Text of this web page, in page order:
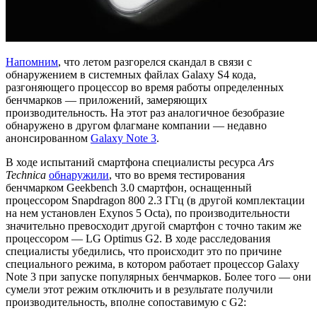
Напомним, что летом разгорелся скандал в связи с
обнаружением в системных файлах Galaxy S4 кода,
разгоняющего процессор во время работы определенных
бенчмарков — приложений, замеряющих
производительность. На этот раз аналогичное безобразие
обнаружено в другом флагмане компании — недавно
анонсированном Galaxy Note 3.
В ходе испытаний смартфона специалисты ресурса Ars
Technica обнаружили, что во время тестирования
бенчмарком Geekbench 3.0 смартфон, оснащенный
процессором Snapdragon 800 2.3 ГГц (в другой комплектации
на нем установлен Exynos 5 Octa), по производительности
значительно превосходит другой смартфон с точно таким же
процессором — LG Optimus G2. В ходе расследования
специалисты убедились, что происходит это по причине
специального режима, в котором работает процессор Galaxy
Note 3 при запуске популярных бенчмарков. Более того — они
сумели этот режим отключить и в результате получили
производительность, вполне сопоставимую с G2: